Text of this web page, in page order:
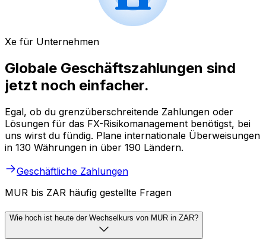
Xe für Unternehmen
Globale Geschäftszahlungen sind
jetzt noch einfacher.
Egal, ob du grenzüberschreitende Zahlungen oder
Lösungen für das FX-Risikomanagement benötigst, bei
uns wirst du fündig. Plane internationale Überweisungen
in 130 Währungen in über 190 Ländern.
Geschäftliche Zahlungen
MUR bis ZAR häufig gestellte Fragen
Wie hoch ist heute der Wechselkurs von MUR in ZAR?